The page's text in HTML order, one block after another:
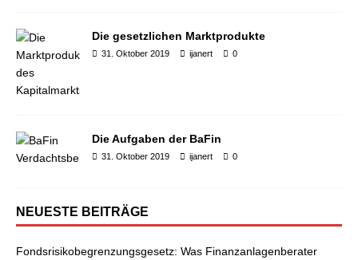
Die gesetzlichen Marktprodukte
31. Oktober 2019 ijanert 0
Die Aufgaben der BaFin
31. Oktober 2019 ijanert 0
NEUESTE BEITRÄGE
Fondsrisikobegrenzungsgesetz: Was Finanzanlagenberater